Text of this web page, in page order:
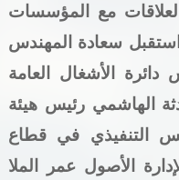
مع المؤسسات
استقبل سعادة المهندس
الأشغال العامة
الهاشمي رئيس هيئة
التنفيذي في قطاع
الأصول عمر الملا